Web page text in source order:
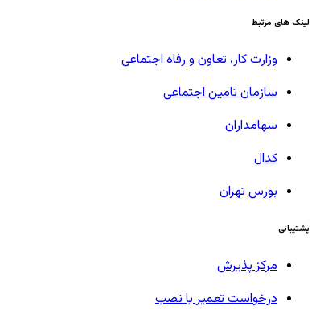
لینک های مرتبط
وزارت کار، تعاون و رفاه اجتماعی
سازمان تامین اجتماعی
سهامداران
کدال
بورس تهران
پشتیبانی
مرکز پذیرش
درخواست تعمیر یا نصب